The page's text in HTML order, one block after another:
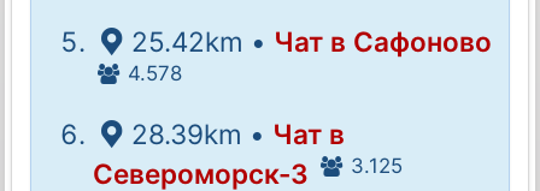
25.42km • Чат в Сафоново
4.578
28.39km • Чат в
Североморск-3
3.125